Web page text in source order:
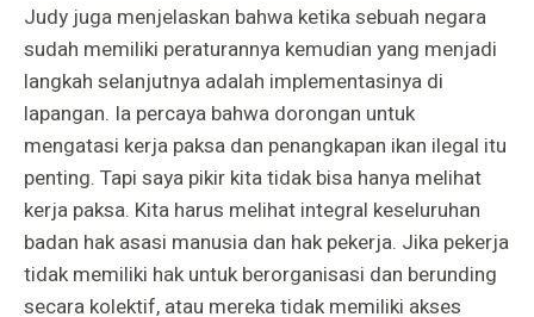
Judy juga menjelaskan bahwa ketika sebuah negara
sudah memiliki peraturannya kemudian yang menjadi
langkah selanjutnya adalah implementasinya di
lapangan. Ia percaya bahwa dorongan untuk
mengatasi kerja paksa dan penangkapan ikan ilegal itu
penting. Tapi saya pikir kita tidak bisa hanya melihat
kerja paksa. Kita harus melihat integral keseluruhan
badan hak asasi manusia dan hak pekerja. Jika pekerja
tidak memiliki hak untuk berorganisasi dan berunding
secara kolektif, atau mereka tidak memiliki akses